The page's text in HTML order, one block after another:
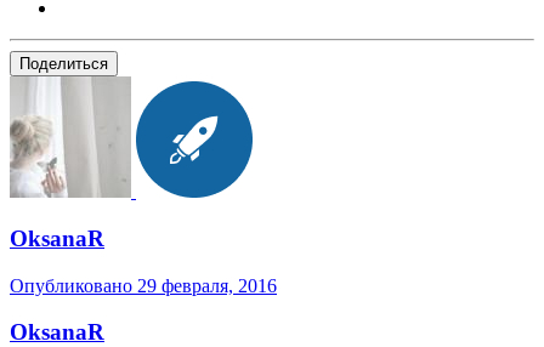
Поделиться
OksanaR
Опубликовано 29 февраля, 2016
OksanaR